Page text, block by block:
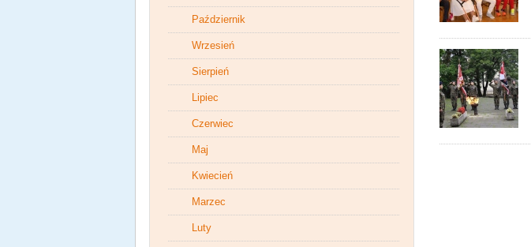
Październik
Wrzesień
Sierpień
Lipiec
Czerwiec
Maj
Kwiecień
Marzec
Luty